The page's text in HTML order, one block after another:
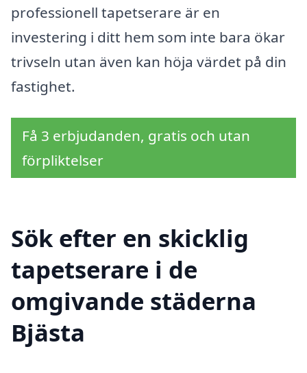
professionell tapetserare är en
investering i ditt hem som inte bara ökar
trivseln utan även kan höja värdet på din
fastighet.
Få 3 erbjudanden, gratis och utan
förpliktelser
Sök efter en skicklig
tapetserare i de
omgivande städerna
Bjästa